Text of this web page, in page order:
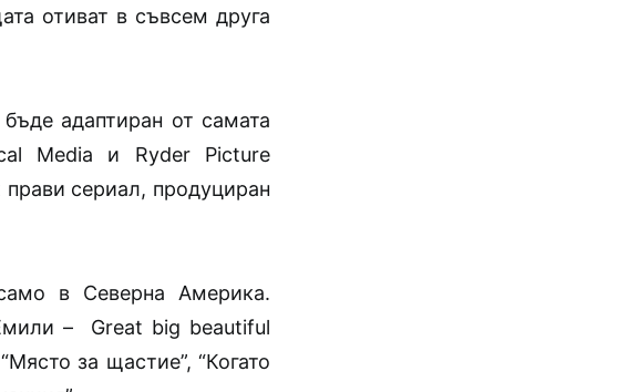
отиват в съвсем друга
адаптиран от самата
Media и Ryder Picture
сериал, продуциран
в Северна Америка.
– Great big beautiful
за щастие”, “Когато